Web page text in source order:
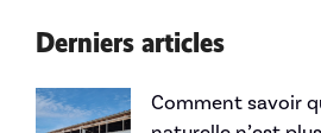
Derniers articles
Comment savoir